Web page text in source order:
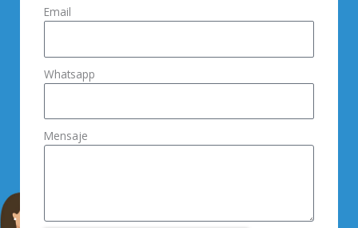
Email
Whatsapp
Mensaje